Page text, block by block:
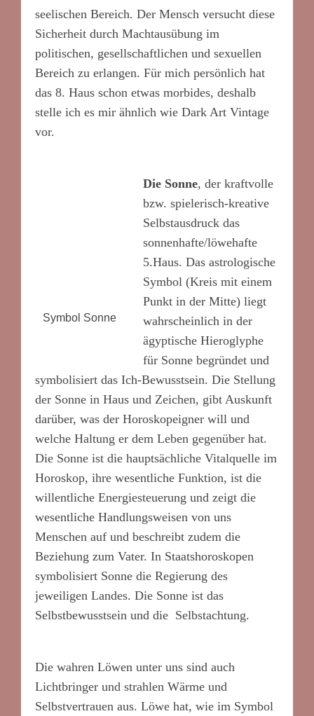
seelischen Bereich. Der Mensch versucht diese
Sicherheit durch Machtausübung im
politischen, gesellschaftlichen und sexuellen
Bereich zu erlangen. Für mich persönlich hat
das 8. Haus schon etwas morbides, deshalb
stelle ich es mir ähnlich wie Dark Art Vintage
vor.
Symbol Sonne
Die Sonne, der kraftvolle
bzw. spielerisch-kreative
Selbstausdruck das
sonnenhafte/löwehafte
5.Haus. Das astrologische
Symbol (Kreis mit einem
Punkt in der Mitte) liegt
wahrscheinlich in der
ägyptische Hieroglyphe
für Sonne begründet und
symbolisiert das Ich-Bewusstsein. Die Stellung
der Sonne in Haus und Zeichen, gibt Auskunft
darüber, was der Horoskopeigner will und
welche Haltung er dem Leben gegenüber hat.
Die Sonne ist die hauptsächliche Vitalquelle im
Horoskop, ihre wesentliche Funktion, ist die
willentliche Energiesteuerung und zeigt die
wesentliche Handlungsweisen von uns
Menschen auf und beschreibt zudem die
Beziehung zum Vater. In Staatshoroskopen
symbolisiert Sonne die Regierung des
jeweiligen Landes. Die Sonne ist das
Selbstbewusstsein und die Selbstachtung.
Die wahren Löwen unter uns sind auch
Lichtbringer und strahlen Wärme und
Selbstvertrauen aus. Löwe hat, wie im Symbol